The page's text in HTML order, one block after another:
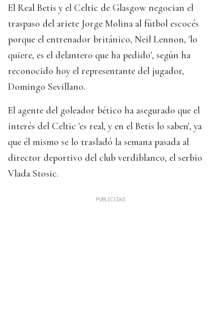
El Real Betis y el Celtic de Glasgow negocian el
traspaso del ariete Jorge Molina al fútbol escocés
porque el entrenador británico, Neil Lennon, 'lo
quiere, es el delantero que ha pedido', según ha
reconocido hoy el representante del jugador,
Domingo Sevillano.
El agente del goleador bético ha asegurado que el
interés del Celtic 'es real, y en el Betis lo saben', ya
que él mismo se lo trasladó la semana pasada al
director deportivo del club verdiblanco, el serbio
Vlada Stosic.